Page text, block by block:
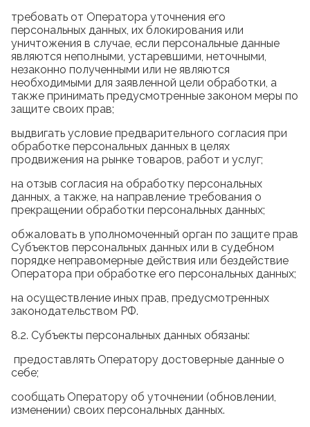
требовать от Оператора уточнения его
персональных данных, их блокирования или
уничтожения в случае, если персональные данные
являются неполными, устаревшими, неточными,
незаконно полученными или не являются
необходимыми для заявленной цели обработки, а
также принимать предусмотренные законом меры по
защите своих прав;
выдвигать условие предварительного согласия при
обработке персональных данных в целях
продвижения на рынке товаров, работ и услуг;
на отзыв согласия на обработку персональных
данных, а также, на направление требования о
прекращении обработки персональных данных;
обжаловать в уполномоченный орган по защите прав
Субъектов персональных данных или в судебном
порядке неправомерные действия или бездействие
Оператора при обработке его персональных данных;
на осуществление иных прав, предусмотренных
законодательством РФ.
8.2. Субъекты персональных данных обязаны:
предоставлять Оператору достоверные данные о
себе;
сообщать Оператору об уточнении (обновлении,
изменении) своих персональных данных.